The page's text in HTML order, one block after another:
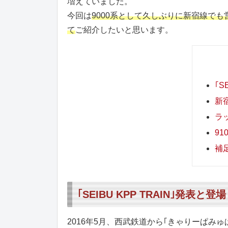
今回は9000系として久しぶりに新宿線で
てご紹介したいと思います。
｢
新
ラ
補
｢SEIBU KPP TRAIN｣発表と登場
2016年5月、西武鉄道から｢きゃりーぱみ